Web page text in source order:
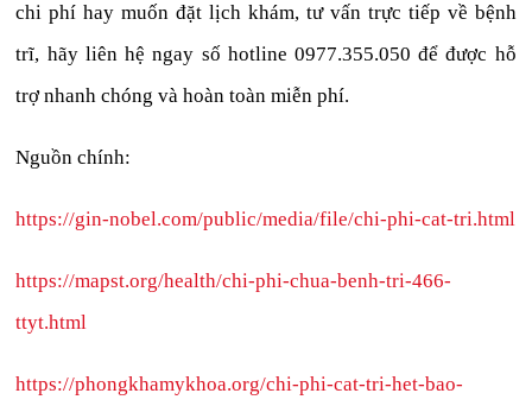
chi phí hay muốn đặt lịch khám, tư vấn trực tiếp về bệnh
trĩ, hãy liên hệ ngay số hotline 0977.355.050 để được hỗ
trợ nhanh chóng và hoàn toàn miễn phí.
Nguồn chính:
https://gin-nobel.com/public/media/file/chi-phi-cat-tri.html
https://mapst.org/health/chi-phi-chua-benh-tri-466-
ttyt.html
https://phongkhamykhoa.org/chi-phi-cat-tri-het-bao-